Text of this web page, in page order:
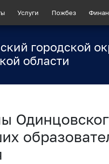
Услуги Пожбез
городской
области